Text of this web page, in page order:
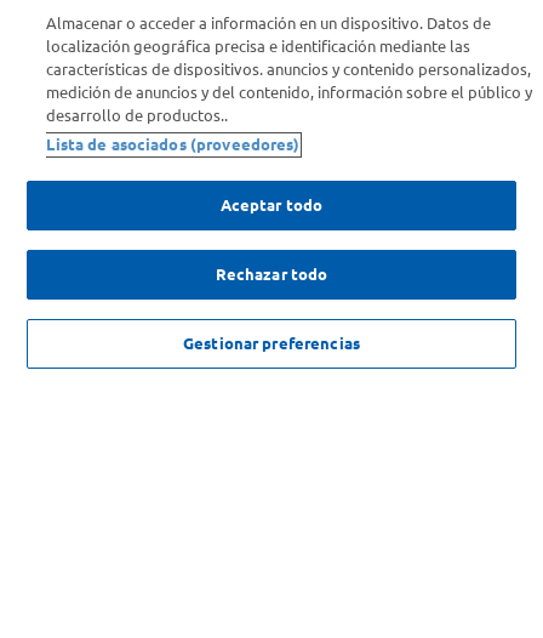
Info útil
Comprá Online
Almacenar o acceder a información en un dispositivo. Datos de
localización geográfica precisa e identificación mediante las
características de dispositivos. anuncios y contenido personalizados,
medición de anuncios y del contenido, información sobre el público y
desarrollo de productos..
Lista de asociados (proveedores)
Aceptar todo
Rechazar todo
Gestionar preferencias